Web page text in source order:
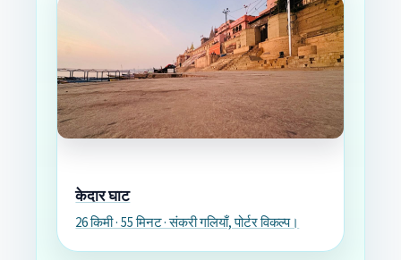
केदार घाट
26 किमी · 55 मिनट · संकरी गलियाँ, पोर्टर विकल्प।